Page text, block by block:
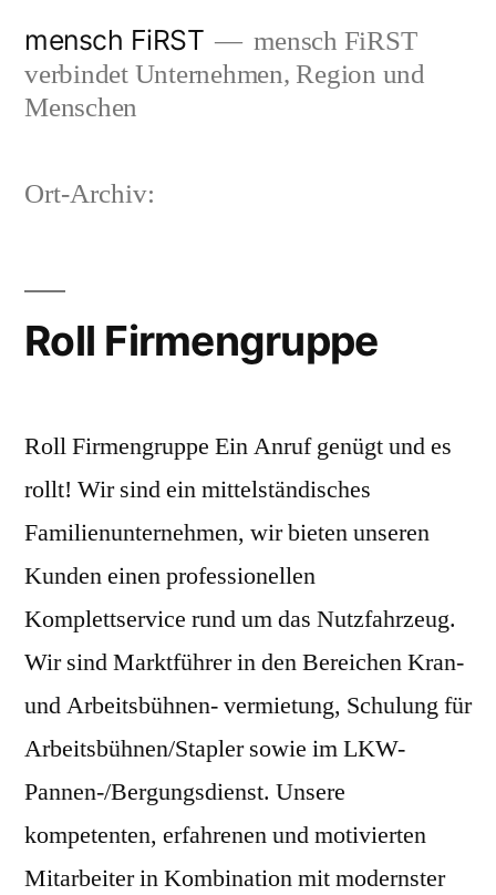
Inhalt
springen
mensch FiRST
mensch FiRST
verbindet Unternehmen, Region und
Menschen
Ort-Archiv:
Roll Firmengruppe
Roll Firmengruppe Ein Anruf genügt und es
rollt! Wir sind ein mittelständisches
Familienunternehmen, wir bieten unseren
Kunden einen professionellen
Komplettservice rund um das Nutzfahrzeug.
Wir sind Marktführer in den Bereichen Kran-
und Arbeitsbühnen- vermietung, Schulung für
Arbeitsbühnen/Stapler sowie im LKW-
Pannen-/Bergungsdienst. Unsere
kompetenten, erfahrenen und motivierten
Mitarbeiter in Kombination mit modernster